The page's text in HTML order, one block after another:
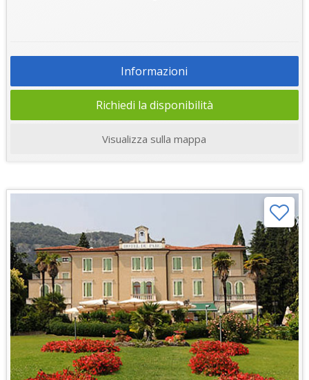
Informazioni
Richiedi la disponibilità
Visualizza sulla mappa